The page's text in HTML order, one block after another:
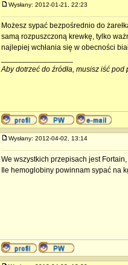
Wysłany: 2012-01-21, 22:23
Możesz sypać bezpośrednio do
samą rozpuszczoną krewkę, tylko
najlepiej wchłania się w obecności
Aby dotrzeć do źródła, musisz iść pod
Wysłany: 2012-04-02, 13:14
We wszystkich przepisach jest
Ile hemoglobiny powinnam sypać na